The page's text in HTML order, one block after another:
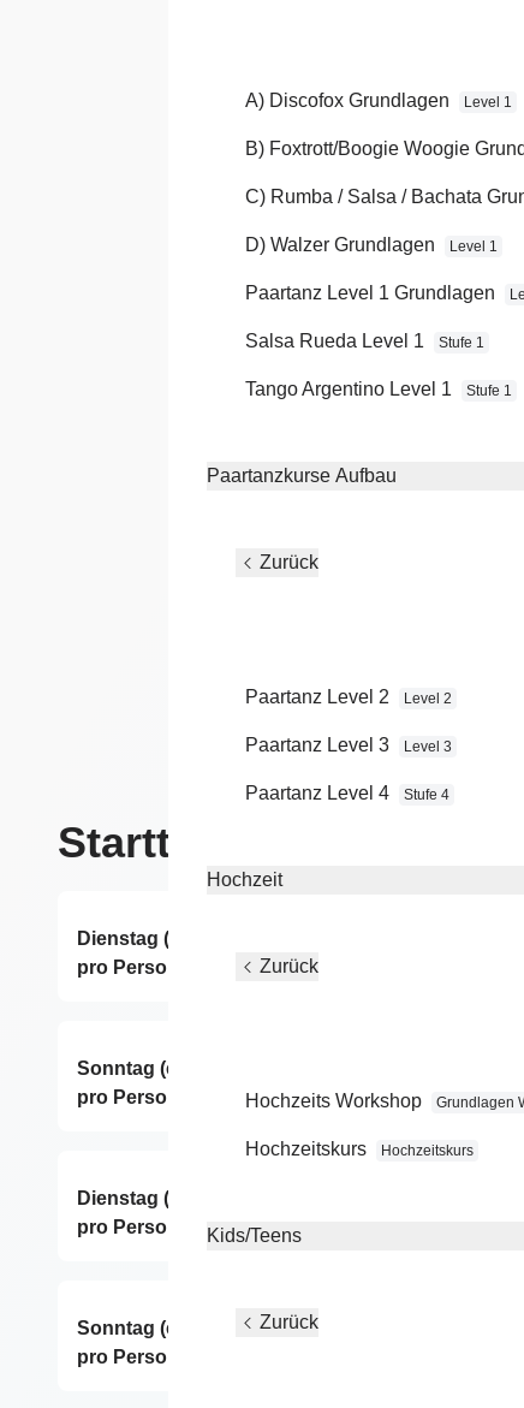
A) Discofox Grundlagen Level 1
B) Foxtrott/Boogie Woogie
C) Rumba / Salsa / Bachata
D) Walzer Grundlagen Level 1
Paartanz Level 1 Grundlagen
Salsa Rueda Level 1 Stufe 1
Tango Argentino Level 1 Stufe 1
Paartanzkurse Aufbau
Zurück
Paartanz Level 2 Level 2
Paartanz Level 3 Level 3
Paartanz Level 4 Stufe 4
Hochzeit
Zurück
Hochzeits Workshop Grundlagen
Hochzeitskurs Hochzeitskurs
Kids/Teens
Zurück
und wenn noch Zeit
HOCHZEITSWORKSHOP
Hier lernt Ihr komprimiert
(nach
Wir arbeiten individuell an
Ihr wählt Euer Lieblingslied
Wir planen individuell nach
Starttermine
Dienstag (einmalig 150,- € für 6x60 Minuten
pro Person)
Sonntag (einmalig 150,- € für 6x60 Minuten
pro Person)
Dienstag (einmalig 150,- € für 6x60 Minuten
pro Person)
Sonntag (einmalig 150,- € für 6x60 Minuten
pro Person)